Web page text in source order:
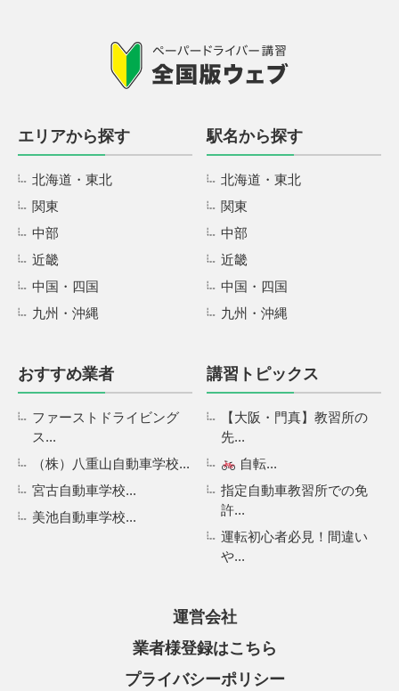
エリアから探す
北海道・東北
関東
中部
近畿
中国・四国
九州・沖縄
駅名から探す
北海道・東北
関東
中部
近畿
中国・四国
九州・沖縄
おすすめ業者
ファーストドライビング
ス...
（株）八重山自動車学校...
宮古自動車学校...
美池自動車学校...
講習トピックス
【大阪・門真】教習所の
先...
自転...
指定自動車教習所での免
許...
運転初心者必見！間違い
や...
運営会社
業者様登録はこちら
プライバシーポリシー